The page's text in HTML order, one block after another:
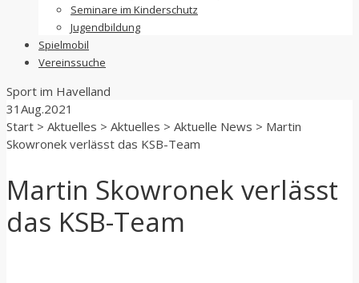
Seminare im Kinderschutz
Jugendbildung
Spielmobil
Vereinssuche
Sport im Havelland
31 Aug.2021
Start > Aktuelles > Aktuelles > Aktuelle News > Martin
Skowronek verlässt das KSB-Team
Martin Skowronek verlässt
das KSB-Team